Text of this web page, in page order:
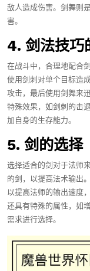
敌人造成伤害。剑舞则
害。
4. 剑法技巧
在战斗中，合理地配合
使用剑刺对单个目标造
攻击，最后使用剑舞来
特殊效果，如剑刺的击
加自身的生存能力。
5. 剑的选择
选择适合的剑对于法师
的剑，以提高法术输出
以提高法师的输出速度
还具有特殊的属性，如
需求进行选择。